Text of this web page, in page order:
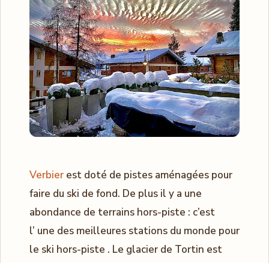
Verbier est doté de pistes aménagées pour
faire du ski de fond. De plus il y a une
abondance de terrains hors-piste : c’est
l’ une des meilleures stations du monde pour
le ski hors-piste . Le glacier de Tortin est